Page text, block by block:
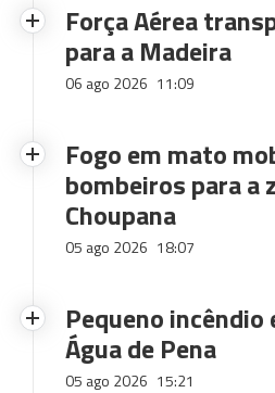
Força Aérea
para a Madeira
06 ago 2026 11:09
Fogo em mato
bombeiros para a
Choupana
05 ago 2026 18:07
Pequeno
Água de Pena
05 ago 2026 15:21